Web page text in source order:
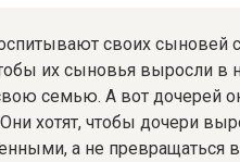
своих сыновей
их сыновья выросли в
семью. А вот дочерей
хотят, чтобы дочери
а не превращаться